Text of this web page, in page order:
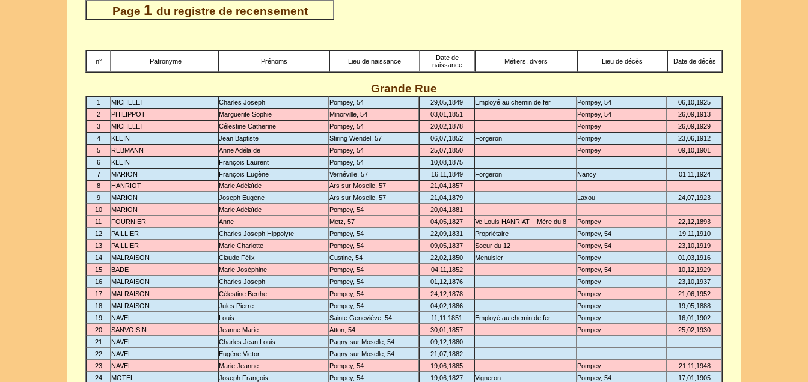
Page 1 du registre de recensement
n° -Patronyme Prénoms Lieu de naissance
Date de
naissance
Métiers, divers Lieu de décès Date de décès
Grande Rue
1 MICHELET Charles Joseph Pompey, 54 29,05,1849 Employé au chemin de fer Pompey, 54
06,10,1925
2
PHILIPPOT Marguerite Sophie Minorville, 54 03,01,1851 Pompey, 54
26,09,1913
3
MICHELET Célestine Catherine Pompey, 54 20,02,1878 Pompey
26,09,1929
4
KLEIN Jean Baptiste Stiring Wendel, 57 06,07,1852 Forgeron Pompey
23,06,1912
5
REBMANN Anne Adélaïde Pompey, 54 25,07,1850 Pompey
09,10,1901
6
KLEIN François Laurent Pompey, 54
10,08,1875
7
MARION François Eugène Vernéville, 57 16,11,1849 Forgeron Nancy
01,11,1924
8
HANRIOT Marie Adélaïde Ars sur Moselle, 57
21,04,1857
9
MARION Joseph Eugène Ars sur Moselle, 57 21,04,1879 Laxou
24,07,1923
10
MARION Marie Adélaïde Pompey, 54
20,04,1881
11
FOURNIER Anne Metz, 57 04,05,1827 Ve Louis HANRIAT – Mère du 8 Pompey
22,12,1893
12
PAILLIER Charles Joseph Hippolyte Pompey, 54 22,09,1831 Propriétaire Pompey, 54
19,11,1910
13
PAILLIER Marie Charlotte Pompey, 54 09,05,1837 Soeur du 12 Pompey, 54
23,10,1919
14
MALRAISON Claude Félix Custine, 54 22,02,1850 Menuisier Pompey
01,03,1916
15
BADE Marie Joséphine Pompey, 54 04,11,1852 Pompey, 54
10,12,1929
16
MALRAISON Charles Joseph Pompey, 54 01,12,1876 Pompey
23,10,1937
17
MALRAISON Célestine Berthe Pompey, 54 24,12,1878 Pompey
21,06,1952
18
MALRAISON Jules Pierre Pompey, 54 04,02,1886 Pompey
19,05,1888
19
NAVEL Louis Sainte Geneviève, 54 11,11,1851 Employé au chemin de fer Pompey
16,01,1902
20
SANVOISIN Jeanne Marie Atton, 54 30,01,1857 Pompey
25,02,1930
21
NAVEL Charles Jean Louis Pagny sur Moselle, 54
09,12,1880
22
NAVEL Eugène Victor Pagny sur Moselle, 54
21,07,1882
23
NAVEL Marie Jeanne Pompey, 54 19,06,1885 Pompey
21,11,1948
24
MOTEL Joseph François Pompey, 54 19,06,1827 Vigneron Pompey, 54
17,01,1905